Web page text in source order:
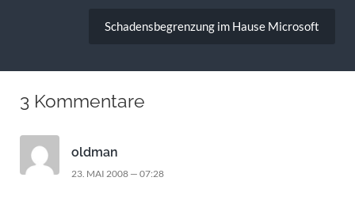
Schadensbegrenzung im Hause Microsoft
3 Kommentare
oldman
23. MAI 2008 — 07:28